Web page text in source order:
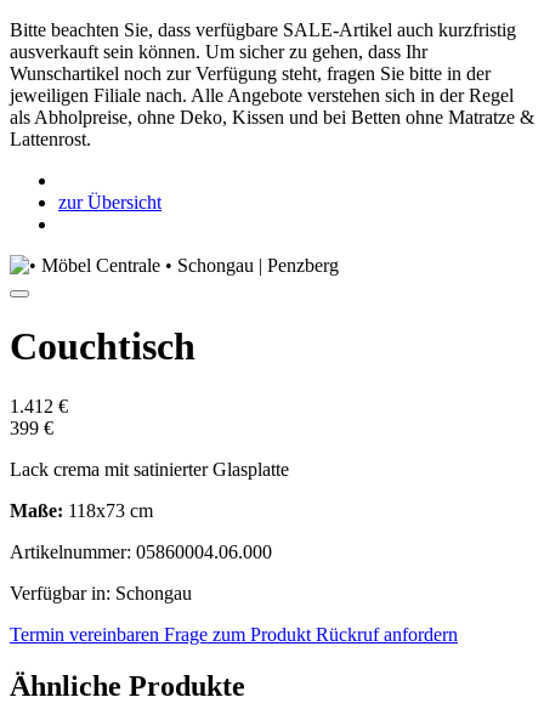
Bitte beachten Sie, dass verfügbare SALE-Artikel auch kurzfristig
ausverkauft sein können. Um sicher zu gehen, dass Ihr
Wunschartikel noch zur Verfügung steht, fragen Sie bitte in der
jeweiligen Filiale nach. Alle Angebote verstehen sich in der Regel
als Abholpreise, ohne Deko, Kissen und bei Betten ohne Matratze &
Lattenrost.
zur Übersicht
Couchtisch
1.412 €
399 €
Lack crema mit satinierter Glasplatte
Maße: 118x73 cm
Artikelnummer: 05860004.06.000
Verfügbar in: Schongau
Termin vereinbaren Frage zum Produkt Rückruf anfordern
Ähnliche Produkte